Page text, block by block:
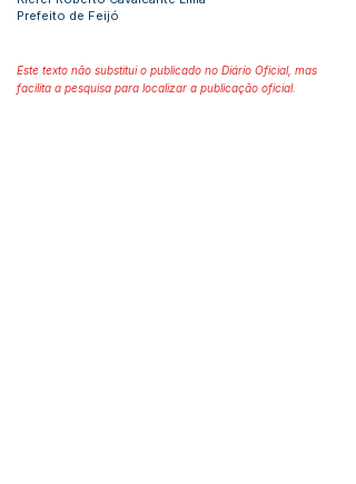
Prefeito de Feijó
Este texto não substitui o publicado no Diário Oficial, mas
facilita a pesquisa para localizar a publicação oficial.